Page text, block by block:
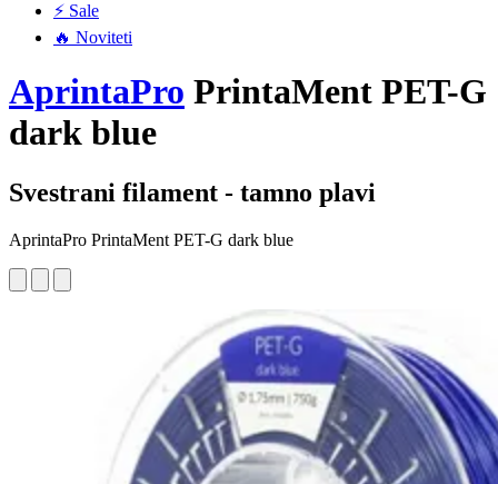
⚡ Sale
🔥 Noviteti
AprintaPro PrintaMent PET-G
dark blue
Svestrani filament - tamno plavi
AprintaPro PrintaMent PET-G dark blue